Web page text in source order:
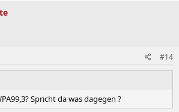
#14
Spricht da was dagegen ?